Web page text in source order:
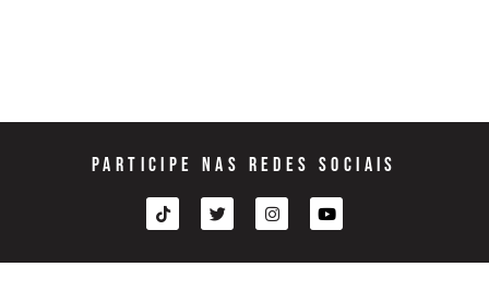
PARTICIPE NAS REDES SOCIAIS